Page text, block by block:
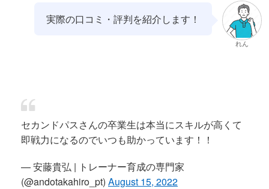
実際の口コミ・評判を紹介します！
れん
セカンドパスさんの卒業生は本当にスキルが高くて
即戦力になるのでいつも助かっています！！
— 安藤貴弘 | トレーナー育成の専門家
(@andotakahiro_pt) August 15, 2022